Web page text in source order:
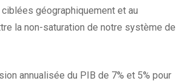
géographiquement et au
la non-saturation de notre système de
annualisée du PIB de 7% et 5% pour